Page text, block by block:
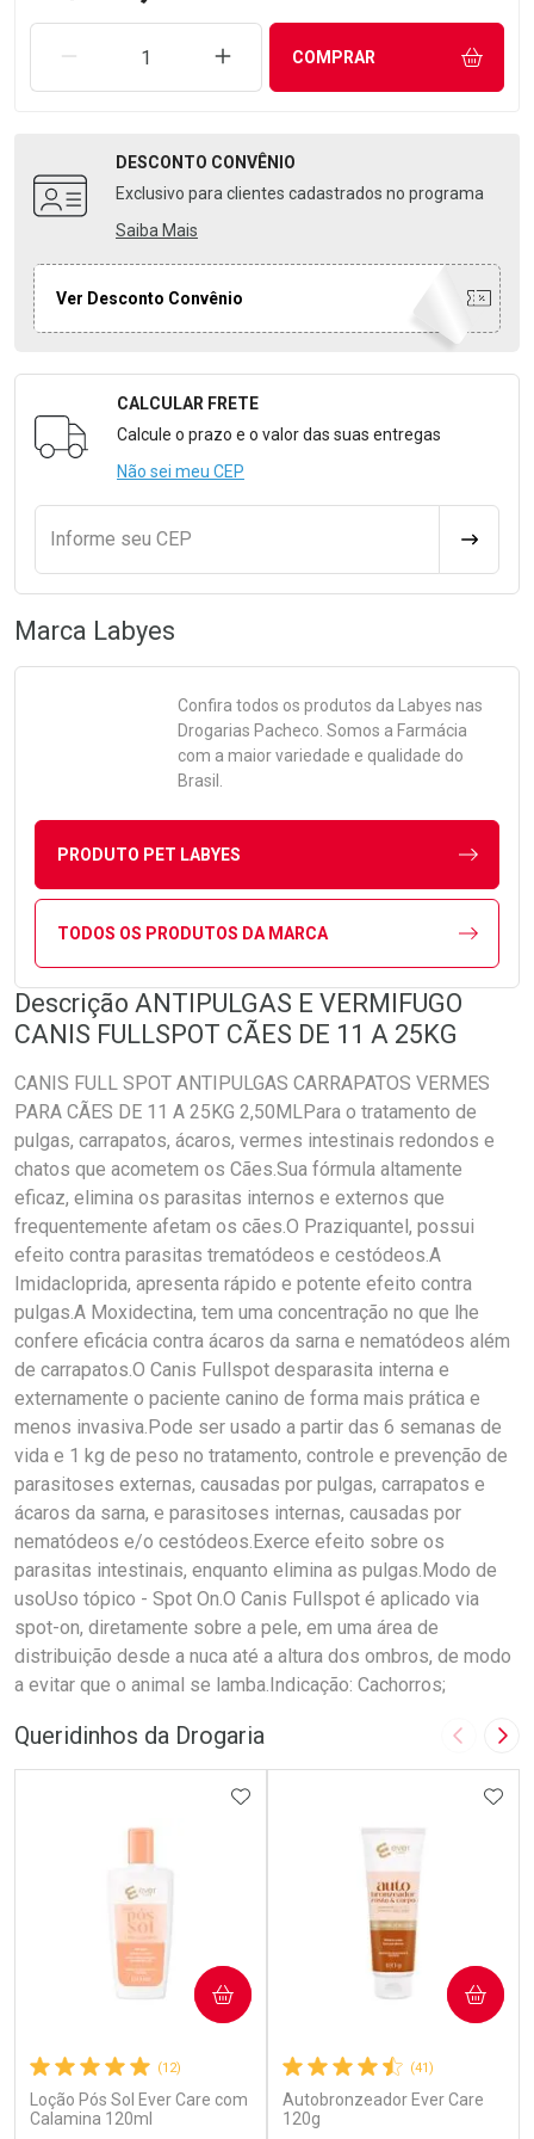
REMOVER UMA UNIDADEAUMENTAR UMA UNIDADE
COMPRAR
DESCONTO CONVÊNIO
Exclusivo para clientes cadastrados no programa
Saiba Mais
Ver Desconto Convênio
Formulário para Calcular o Frete
CALCULAR FRETE
Calcule o prazo e o valor das suas entregas
Não sei meu CEP
Informe seu CEP
Marca Labyes
Confira todos os produtos da Labyes nas
Drogarias Pacheco. Somos a Farmácia
com a maior variedade e qualidade do
Brasil.
PRODUTO PET LABYES
TODOS OS PRODUTOS DA MARCA
Descrição ANTIPULGAS E VERMIFUGO
CANIS FULLSPOT CÃES DE 11 A 25KG
CANIS FULL SPOT ANTIPULGAS CARRAPATOS VERMES
PARA CÃES DE 11 A 25KG 2,50MLPara o tratamento de
pulgas, carrapatos, ácaros, vermes intestinais redondos e
chatos que acometem os Cães.Sua fórmula altamente
eficaz, elimina os parasitas internos e externos que
frequentemente afetam os cães.O Praziquantel, possui
efeito contra parasitas trematódeos e cestódeos.A
Imidacloprida, apresenta rápido e potente efeito contra
pulgas.A Moxidectina, tem uma concentração no que lhe
confere eficácia contra ácaros da sarna e nematódeos além
de carrapatos.O Canis Fullspot desparasita interna e
externamente o paciente canino de forma mais prática e
menos invasiva.Pode ser usado a partir das 6 semanas de
vida e 1 kg de peso no tratamento, controle e prevenção de
parasitoses externas, causadas por pulgas, carrapatos e
ácaros da sarna, e parasitoses internas, causadas por
nematódeos e/o cestódeos.Exerce efeito sobre os
parasitas intestinais, enquanto elimina as pulgas.Modo de
usoUso tópico - Spot On.O Canis Fullspot é aplicado via
spot-on, diretamente sobre a pele, em uma área de
distribuição desde a nuca até a altura dos ombros, de modo
a evitar que o animal se lamba.Indicação: Cachorros;
Queridinhos da Drogaria Imagem
(12)
Loção Pós Sol Ever Care com
Calamina 120ml
ADICIONAR AOS FAVORITOS
COMPRAR
(41)
Autobronzeador Ever Care
120g
COMPRAR